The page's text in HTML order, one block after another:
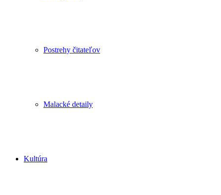
Postrehy čitateľov
Malacké detaily
Kultúra